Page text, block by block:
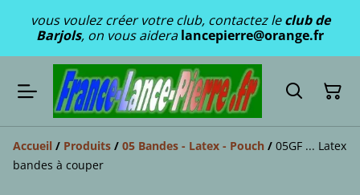
vous voulez créer votre club, contactez leclub de
Barjols, on vous aideralancepierre@orange.fr
Accueil / Produits / 05 Bandes - Latex - Pouch / 05GF ... Latex
bandes à couper